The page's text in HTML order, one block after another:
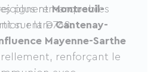
Montreuil-
sur la D768.
plus remarquables
entreCantenay-
Mayenne-Sarthe
renforçant le